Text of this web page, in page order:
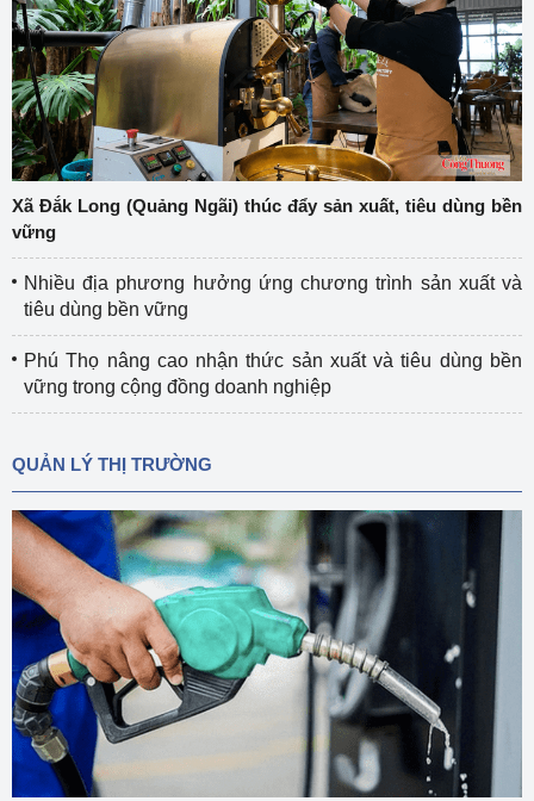
Xã Đắk Long (Quảng Ngãi) thúc đẩy sản xuất, tiêu dùng bền
vững
Nhiều địa phương hưởng ứng chương trình sản xuất và
tiêu dùng bền vững
Phú Thọ nâng cao nhận thức sản xuất và tiêu dùng bền
vững trong cộng đồng doanh nghiệp
QUẢN LÝ THỊ TRƯỜNG